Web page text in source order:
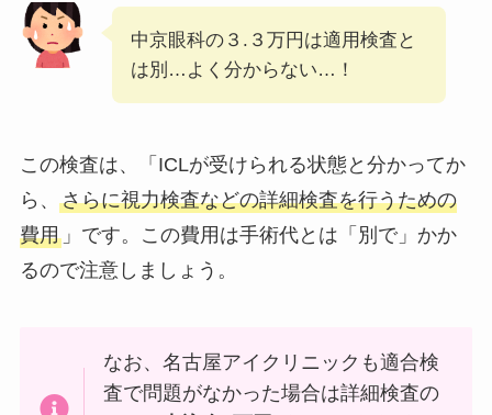
中京眼科の３.３万円は適用検査と
は別…よく分からない…！
この検査は、「ICLが受けられる状態と分かってか
ら、 さらに視力検査などの詳細検査を行うための
費用」です。この費用は手術代とは「別で」かか
るので注意しましょう。
なお、名古屋アイクリニックも適合検
査で問題がなかった場合は詳細検査の